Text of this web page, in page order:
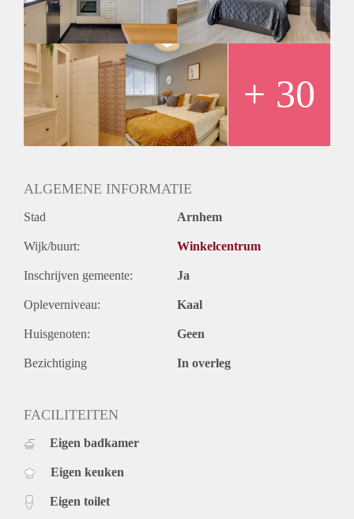
De locatie:
- Op 700 meter afstand van de verbindingsweg tussen de
A12 en de A15
- Binnen 7 minuten toegang tot snelweg A12 naar Utrecht
- Treinstation Presikhaaf op 13 minuten loopafstand
- Winkelcentrum Presikhaaf op 3 minuten loopafstand
- Gelegen aan het einde van de galerij zodat er geen overlast
is van passerende andere bewoners
- Voldoende gratis parkeerplaatsen voor en achter het
- Mooi wandelpark aan de overkant van de weg en
+ 30
ALGEMENE INFORMATIE
Stad Arnhem
Wijk/buurt: Winkelcentrum
Inschrijven gemeente: Ja
Opleverniveau: Kaal
Huisgenoten: Geen
Bezichtiging In overleg
FACILITEITEN
Eigen badkamer
Eigen keuken
Eigen toilet